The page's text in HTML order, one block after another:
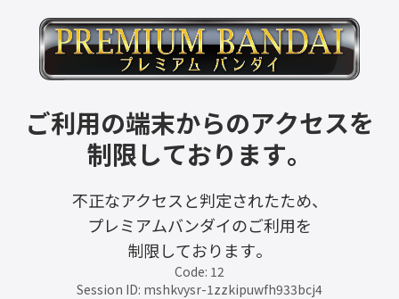
ご利用の端末からのアクセスを
制限しております。
不正なアクセスと判定されたため、
プレミアムバンダイのご利用を
制限しております。
Code: 12
Session ID: mshkvysr-1zzkipuwfh933bcj4